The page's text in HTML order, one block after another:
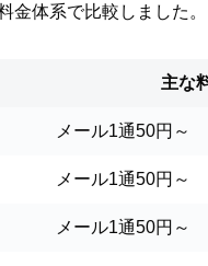
体系で比較しました。
主な
メール1通50円～
メール1通50円～
メール1通50円～